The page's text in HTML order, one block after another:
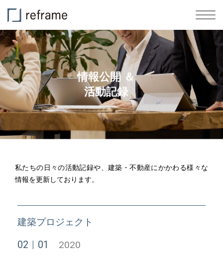
情報公開 ＆
活動記録
私たちの日々の活動記録や、建築・不動産にかかわる様々な
情報を更新しております。
建築プロジェクト
02 01 2020